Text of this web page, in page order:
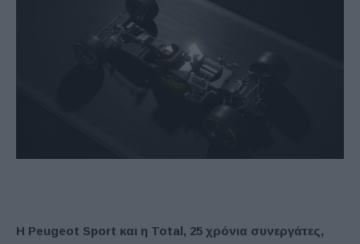
Η Peugeot Sport και η Total, 25 χρόνια συνεργάτες,